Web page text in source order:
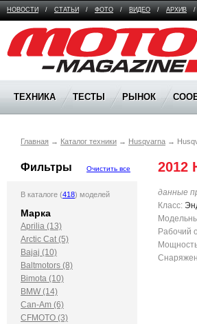
НОВОСТИ / СТАТЬИ / ФОТО / ВИДЕО / АРХИВ /
Moto Magazine
ТЕХНИКА ТЕСТЫ РЫНОК
Главная → Каталог техники → Husqvarna →
Фильтры Очистить все
В каталоге (418) моделей
Марка
Aprilia (13)
Arctic Cat (5)
Bajaj (10)
Baltmotors (8)
Bimota (10)
BMW (14)
Can-Am (6)
CFMOTO (3)
2012
данные
Класс:
Рабочий